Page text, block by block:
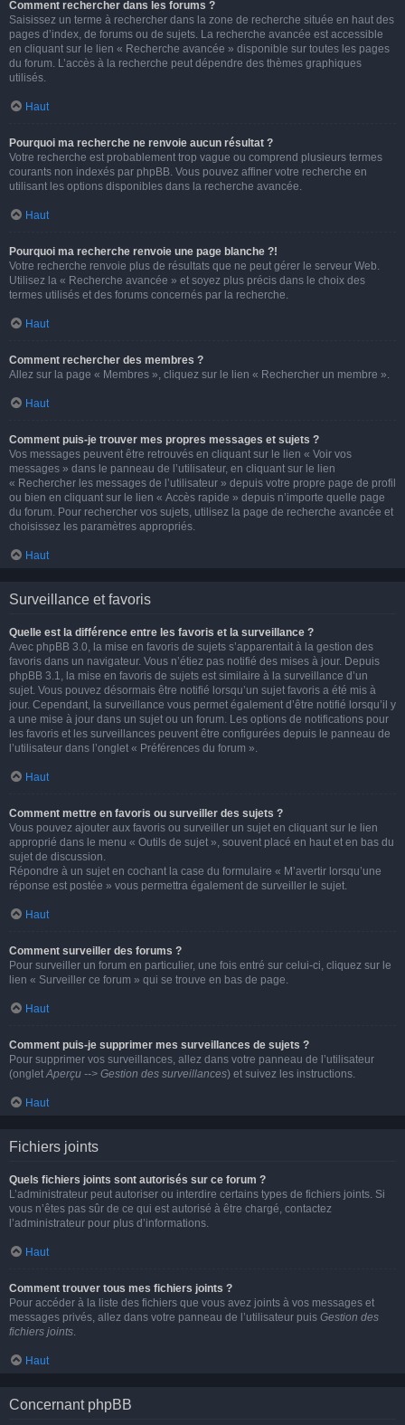
Comment rechercher dans les forums ?
Saisissez un terme à rechercher dans la zone de recherche située en haut des
pages d’index, de forums ou de sujets. La recherche avancée est accessible
en cliquant sur le lien « Recherche avancée » disponible sur toutes les pages
du forum. L’accès à la recherche peut dépendre des thèmes graphiques
utilisés.
Haut
Pourquoi ma recherche ne renvoie aucun résultat ?
Votre recherche est probablement trop vague ou comprend plusieurs termes
courants non indexés par phpBB. Vous pouvez affiner votre recherche en
utilisant les options disponibles dans la recherche avancée.
Haut
Pourquoi ma recherche renvoie une page blanche ?!
Votre recherche renvoie plus de résultats que ne peut gérer le serveur Web.
Utilisez la « Recherche avancée » et soyez plus précis dans le choix des
termes utilisés et des forums concernés par la recherche.
Haut
Comment rechercher des membres ?
Allez sur la page « Membres », cliquez sur le lien « Rechercher un membre ».
Haut
Comment puis-je trouver mes propres messages et sujets ?
Vos messages peuvent être retrouvés en cliquant sur le lien « Voir vos
messages » dans le panneau de l’utilisateur, en cliquant sur le lien
« Rechercher les messages de l’utilisateur » depuis votre propre page de profil
ou bien en cliquant sur le lien « Accès rapide » depuis n’importe quelle page
du forum. Pour rechercher vos sujets, utilisez la page de recherche avancée et
choisissez les paramètres appropriés.
Haut
Surveillance et favoris
Quelle est la différence entre les favoris et la surveillance ?
Avec phpBB 3.0, la mise en favoris de sujets s’apparentait à la gestion des
favoris dans un navigateur. Vous n’étiez pas notifié des mises à jour. Depuis
phpBB 3.1, la mise en favoris de sujets est similaire à la surveillance d’un
sujet. Vous pouvez désormais être notifié lorsqu’un sujet favoris a été mis à
jour. Cependant, la surveillance vous permet également d’être notifié lorsqu’il y
a une mise à jour dans un sujet ou un forum. Les options de notifications pour
les favoris et les surveillances peuvent être configurées depuis le panneau de
l’utilisateur dans l’onglet « Préférences du forum ».
Haut
Comment mettre en favoris ou surveiller des sujets ?
Vous pouvez ajouter aux favoris ou surveiller un sujet en cliquant sur le lien
approprié dans le menu « Outils de sujet », souvent placé en haut et en bas du
sujet de discussion.
Répondre à un sujet en cochant la case du formulaire « M’avertir lorsqu’une
réponse est postée » vous permettra également de surveiller le sujet.
Haut
Comment surveiller des forums ?
Pour surveiller un forum en particulier, une fois entré sur celui-ci, cliquez sur le
lien « Surveiller ce forum » qui se trouve en bas de page.
Haut
Comment puis-je supprimer mes surveillances de sujets ?
Pour supprimer vos surveillances, allez dans votre panneau de l’utilisateur
(ongletAperçu --> Gestion des surveillances) et suivez les instructions.
Haut
Fichiers joints
Quels fichiers joints sont autorisés sur ce forum ?
L’administrateur peut autoriser ou interdire certains types de fichiers joints. Si
vous n’êtes pas sûr de ce qui est autorisé à être chargé, contactez
l’administrateur pour plus d’informations.
Haut
Comment trouver tous mes fichiers joints ?
Pour accéder à la liste des fichiers que vous avez joints à vos messages et
messages privés, allez dans votre panneau de l’utilisateur puis Gestion des
fichiers joints.
Haut
Concernant phpBB